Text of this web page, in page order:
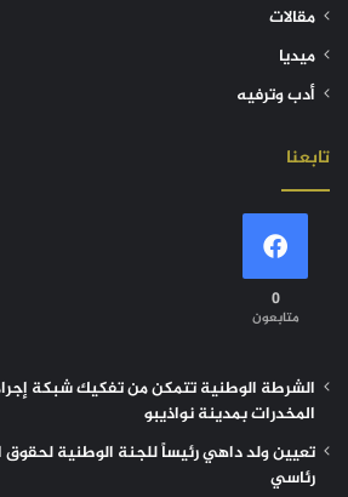
مقالات
ميديا
أدب وترفيه
تابعنا
0
متابعون
الشرطة الوطنية تتمكن من تفكيك شبكة
المخدرات بمدينة نواذيبو
تعيين ولد داهي رئيساً للجنة الوطنية
رئاسي